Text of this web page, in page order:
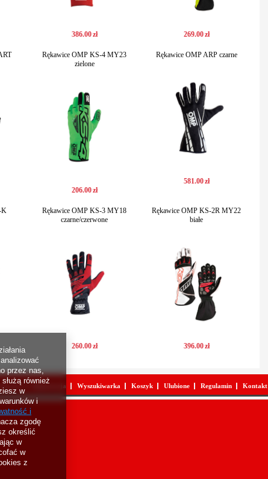
386.00zł 269.00zł
Rękawice OMP KS-4 MY23
zielone
206.00zł
Rękawice OMP ARP czarne
581.00zł
K
Rękawice OMP KS-3 MY18
czarne/czerwone
260.00zł
Rękawice OMP KS-2R MY22
białe
396.00zł
Rejestracja Wyszukiwarka Koszyk Ulubione Regulamin Kontakt
przez nas,
również
w
i
i
zgodę
określić
w
w
z